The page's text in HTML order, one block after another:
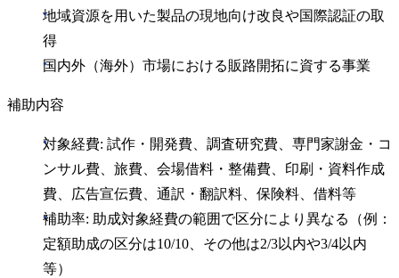
地域資源を用いた製品の現地向け改良や国際認証の取
得
国内外（海外）市場における販路開拓に資する事業
補助内容
対象経費: 試作・開発費、調査研究費、専門家謝金・コ
ンサル費、旅費、会場借料・整備費、印刷・資料作成
費、広告宣伝費、通訳・翻訳料、保険料、借料等
補助率: 助成対象経費の範囲で区分により異なる（例：
定額助成の区分は10/10、その他は2/3以内や3/4以内
等）